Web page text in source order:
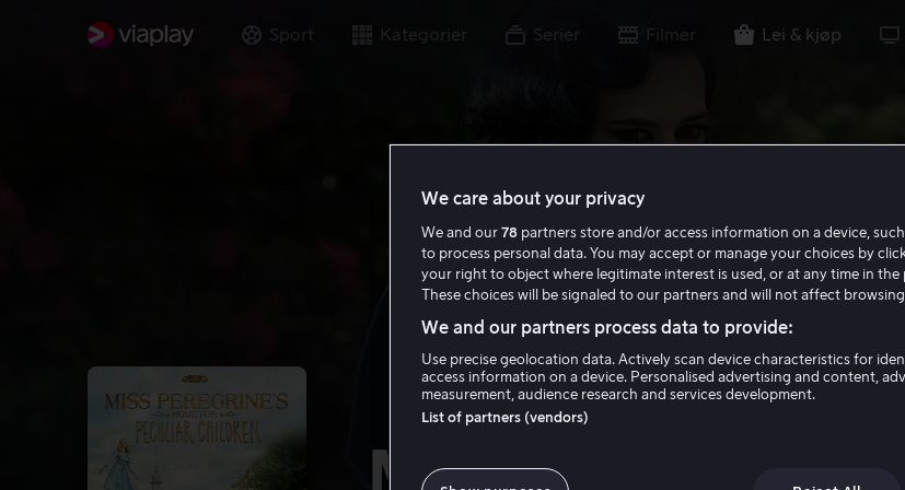
Sport Kategorier Serier Filmer Lei & kjøp
Miss Peregrine’s
We care about your privacy
We and our 78 partners store and/or access information on a device,
to process personal data. You may accept or manage your choices by
your right to object where legitimate interest is used, or at any time in the
These choices will be signaled to our partners and will not affect
We and our partners process data to provide:
Use precise geolocation data. Actively scan device characteristics for
access information on a device. Personalised advertising and content,
measurement, audience research and services development.
List of partners (vendors)